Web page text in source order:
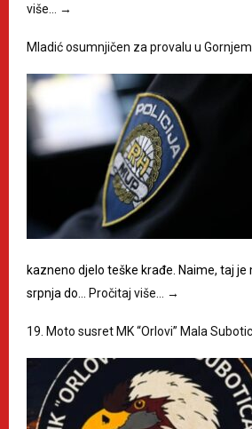
više…
→
Mladić osumnjičen za provalu u
kazneno djelo teške krađe. Naime, taj je
srpnja do…
Pročitaj više… →
19. Moto susret MK “Orlovi” Mala